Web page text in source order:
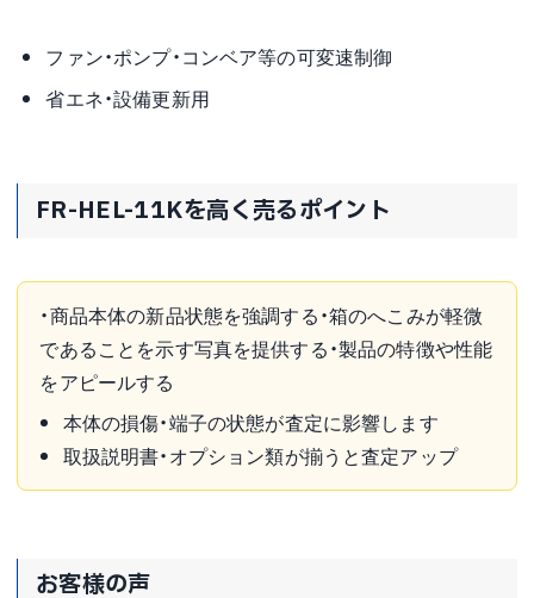
ファン・ポンプ・コンベア等の可変速制御
省エネ・設備更新用
FR-HEL-11Kを高く売るポイント
・商品本体の新品状態を強調する・箱のへこみが軽微
であることを示す写真を提供する・製品の特徴や性能
をアピールする
本体の損傷・端子の状態が査定に影響します
取扱説明書・オプション類が揃うと査定アップ
お客様の声